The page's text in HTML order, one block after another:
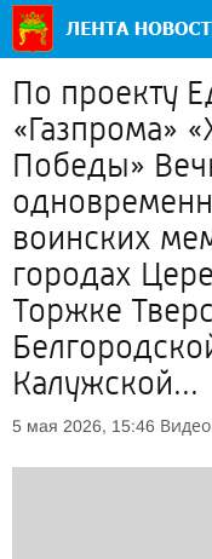
По проекту
«Газпрома»
Победы»
воинских
городах
Торжке
Калужской...
5 мая 2026, 15:46 Видео